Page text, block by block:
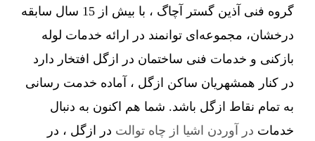
گروه فنی آذین گستر آچاگ ، با بیش از 15 سال سابقه
درخشان، مجموعه‌ای توانمند در ارائه خدمات لوله
بازکنی و خدمات فنی ساختمان در ازگل افتخار دارد
در کنار همشهریان ساکن ازگل ، آماده خدمت رسانی
به تمام نقاط ازگل باشد. شما هم اکنون به دنبال
خدمات در آوردن اشیا از چاه توالت در ازگل ، در